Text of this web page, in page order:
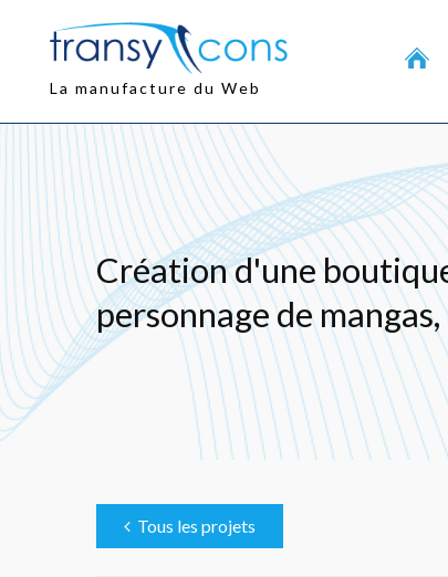
contenu
principalLa manufacture du Web
Création d'une
personnage de
Tous les projets